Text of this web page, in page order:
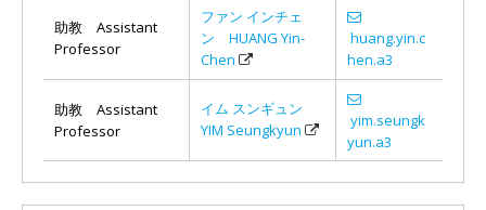
助教 Assistant
Professor
ファン インチェ
ン HUANG Yin-
Chen
huang.yin.c
hen.a3
助教 Assistant
Professor
イム スンギュン
YIM Seungkyun
yim.seungk
yun.a3